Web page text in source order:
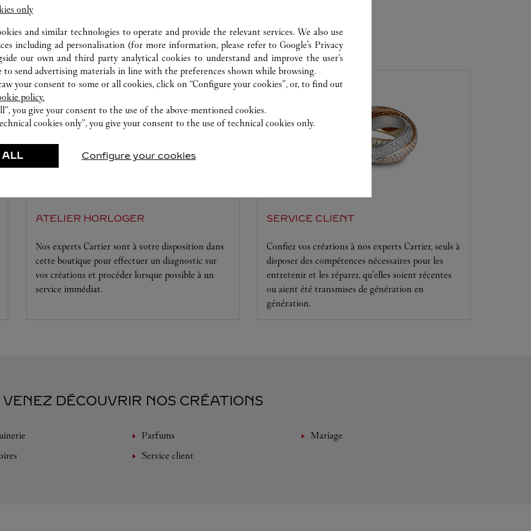
DISPONIBLES DANS CETTE BOUTIQUE
ATELIER HORLOGER
Nos experts Cartier sont à votre disposition dans
cette boutique pour effectuer un diagnostic sur
vos créations et procéder lorsque possible à un
service immédiat.
SERVICE CLIENT
Confiez vos créations à nos experts Cartier, seuls à
disposer des compétences nécessaires pour les
entretenir et les réparer, qu’elles soient récentes
ou aient été transmises de génération en
génération.
VENEZ DÉCOUVRIR NOS CRÉATIONS
Parfums
Mariage
Service client
only
and similar technologies to operate and provide the relevant services. We also use
including ad personalisation (for more information, please refer toGoogle's Privacy
our own and third party analytical cookies to understand and improve the user’s
to send advertising materials in line with the preferences shown while browsing.
your consent to some or all cookies, click on “Configure your cookies”, or, to find out
policy.
you give your consent to the use of the above-mentioned cookies.
cookies only”, you give your consent to the use of technical cookies only.
ALL Configure your cookies